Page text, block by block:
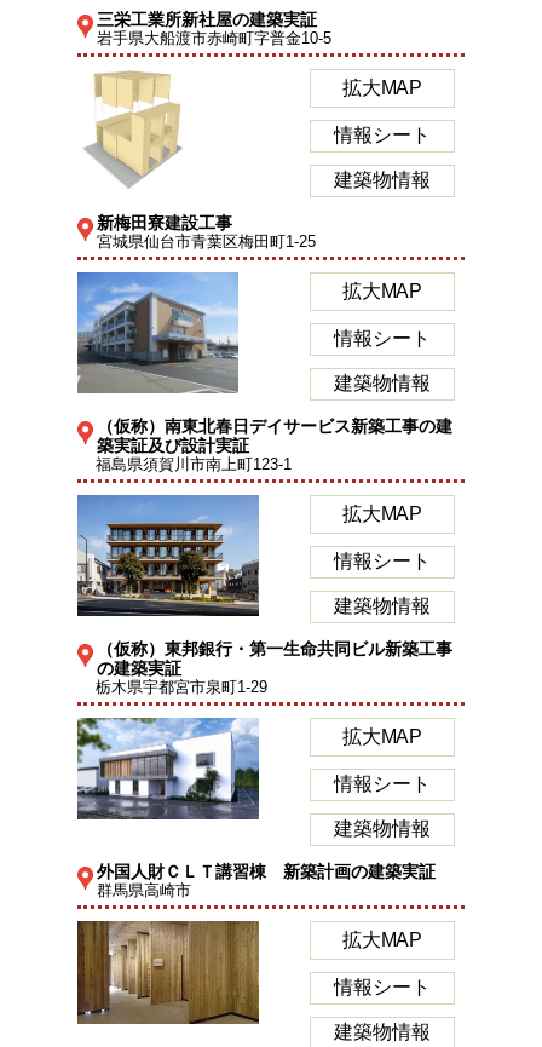
三栄工業所新社屋の建築実証
岩手県大船渡市赤崎町字普金10-5
拡大MAP
情報シート
建築物情報
新梅田寮建設工事
宮城県仙台市青葉区梅田町1-25
拡大MAP
情報シート
建築物情報
（仮称）南東北春日デイサービス新築工事の建
築実証及び設計実証
福島県須賀川市南上町123-1
拡大MAP
情報シート
建築物情報
（仮称）東邦銀行・第一生命共同ビル新築工事
の建築実証
栃木県宇都宮市泉町1-29
拡大MAP
情報シート
建築物情報
外国人財ＣＬＴ講習棟 新築計画の建築実証
群馬県高崎市
拡大MAP
情報シート
建築物情報